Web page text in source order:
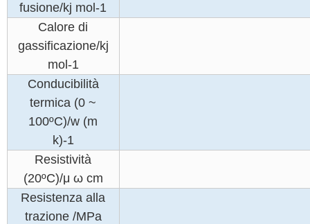
fusione/kj mol-1
Calore di
gassificazione/kj
mol-1
Conducibilità
termica (0 ~
100ºC)/w (m
k)-1
Resistività
(20ºC)/μ ω cm
Resistenza alla
trazione /MPa